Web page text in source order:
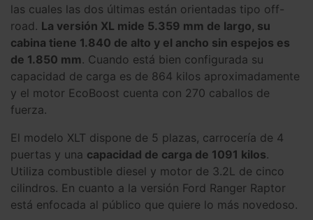
las cuales las dos últimas están orientadas tipo off-
road. La versión XL mide 5.359 mm de largo, su
cabina tiene 1.840 de alto y el ancho sin espejos es
de 1.850 mm. Cuando está bien configurada su
capacidad de carga es de 864 kilos aproximadamente
y el motor EcoBoost cuenta con 270 caballos de
fuerza.
El modelo XLT dispone de 5 plazas, carrocería de 4
puertas y una capacidad de carga de 1091 kilos.
Utiliza combustible diesel y motor de 3.2L de cinco
cilindros. En cuanto a la versión Ford Ranger Raptor
está enfocada al público que quiere lo más novedoso.